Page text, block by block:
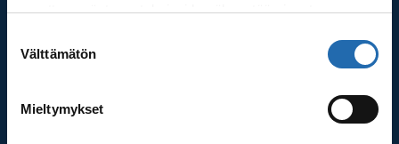
muuttaa evästeasetuksiesi hyväksyntää sivuston
valinta
Välttämätön
Mieltymykset
Lue lisää
100 % suomalainen matkanjärjestäjä